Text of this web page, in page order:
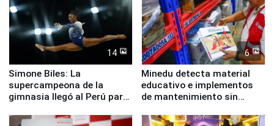
14
Simone Biles: La
supercampeona de la
gimnasia llegó al Perú para
Panamericanos Lima 2027
6
Minedu detecta material
educativo e implementos
de mantenimiento sin
la UGEL 2